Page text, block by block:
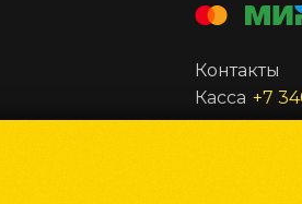
Контакты
Касса +7